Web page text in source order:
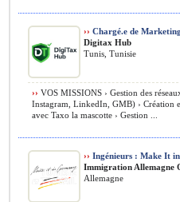
›› Chargé.e de
Digitax Hub
Tunis, Tunisie
›› VOS MISSIONS › Gestion des
Instagram, LinkedIn, GMB) › Création
avec Taxo la mascotte › Gestion ...
›› Ingénieurs : Make It
Immigration Allemagne
Allemagne